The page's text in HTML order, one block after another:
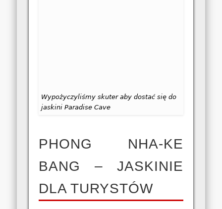
Wypożyczyliśmy skuter aby dostać się do
jaskini Paradise Cave
PHONG NHA-KE
BANG – JASKINIE
DLA TURYSTÓW